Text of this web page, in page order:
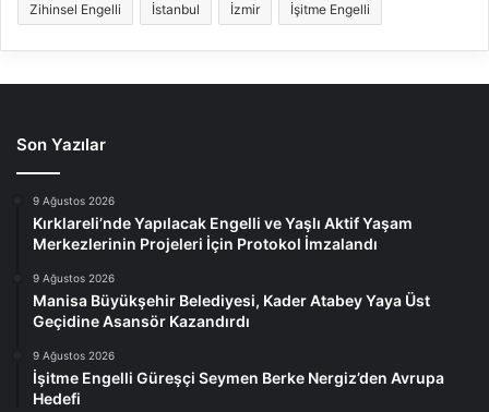
Zihinsel Engelli İstanbul İzmir İşitme Engelli
Son Yazılar
9 Ağustos 2026
Kırklareli’nde Yapılacak Engelli ve Yaşlı Aktif Yaşam
Merkezlerinin Projeleri İçin Protokol İmzalandı
9 Ağustos 2026
Manisa Büyükşehir Belediyesi, Kader Atabey Yaya Üst
Geçidine Asansör Kazandırdı
9 Ağustos 2026
İşitme Engelli Güreşçi Seymen Berke Nergiz’den Avrupa
Hedefi